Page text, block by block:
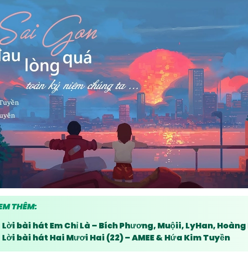
THÊM:
Lời bài hát Em Chỉ Là – Bích Phương, Muộii, LyHan,
Lời bài hát Hai Mươi Hai (22) – AMEE & Hứa Kim Tuyền